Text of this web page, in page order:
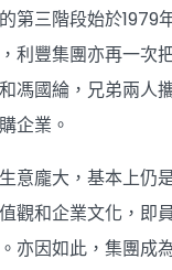
第三階段始於1979
利豐集團亦再一次
馮國綸，兄弟兩人
企業。
意龐大，基本上仍
觀和企業文化，即
亦因如此，集團成